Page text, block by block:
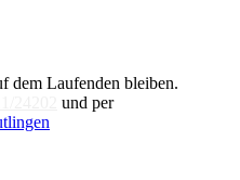
dem Laufenden bleiben.
und per